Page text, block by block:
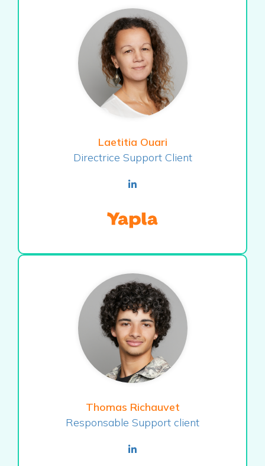
Laetitia Ouari
Directrice Support Client
linkedin
Thomas Richauvet
Responsable Support client
linkedin